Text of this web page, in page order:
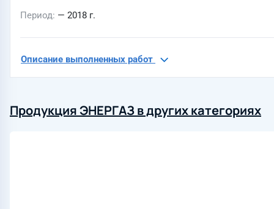
Период — 2018 г.
Описание выполненных работ
Продукция ЭНЕРГАЗ в других категориях